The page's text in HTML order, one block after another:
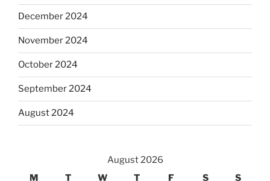
December 2024
November 2024
October 2024
September 2024
August 2024
August 2026
M
T W T F S S